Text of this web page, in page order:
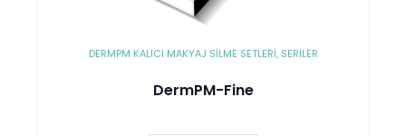
DERMPM KALICI MAKYAJ SILME SETLERI, SERİLER
DermPM-Fine